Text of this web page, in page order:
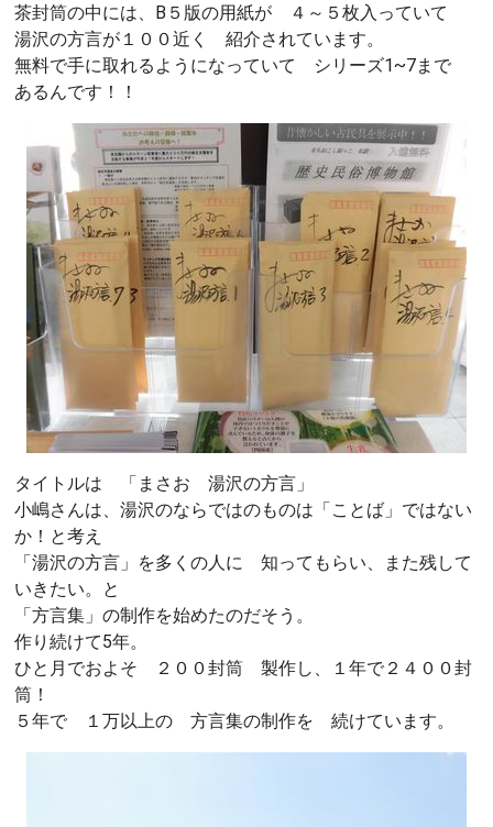
茶封筒の中には、B５版の用紙が ４～５枚入っていて
湯沢の方言が１００近く 紹介されています。
無料で手に取れるようになっていて シリーズ1~7まで
あるんです！！
タイトルは 「まさお 湯沢の方言」
小嶋さんは、湯沢のならではのものは「ことば」ではない
か！と考え
「湯沢の方言」を多くの人に 知ってもらい、また残して
いきたい。と
「方言集」の制作を始めたのだそう。
作り続けて5年。
ひと月でおよそ ２００封筒 製作し、１年で２４００封
筒！
５年で １万以上の 方言集の制作を 続けています。